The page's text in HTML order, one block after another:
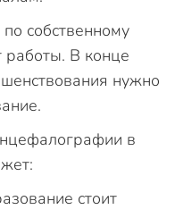
собственному
работы. В конце
нужно
в
стоит